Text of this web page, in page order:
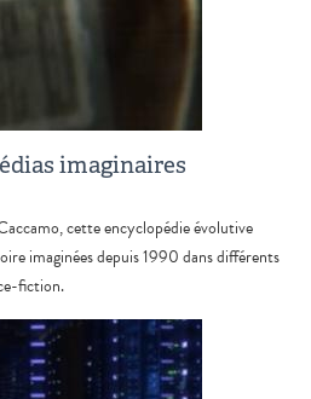
imaginaires
cette encyclopédie évolutive
imaginées depuis 1990 dans différents
fiction.